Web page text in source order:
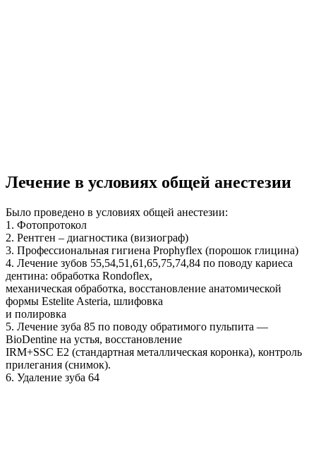
Лечение в условиях общей анестезии
Было проведено в условиях общей анестезии:
1. Фотопротокол
2. Рентген – диагностика (визиограф)
3. Профессиональная гигиена Prophyflex (порошок глицина)
4. Лечение зубов 55,54,51,61,65,75,74,84 по поводу кариеса
дентина: обработка Rondoflex,
механическая обработка, восстановление анатомической
формы Estelite Asteria, шлифовка
и полировка
5. Лечение зуба 85 по поводу обратимого пульпита —
BioDentine на устья, восстановление
IRM+SSC E2 (стандартная металлическая коронка), контроль
прилегания (снимок).
6. Удаление зуба 64